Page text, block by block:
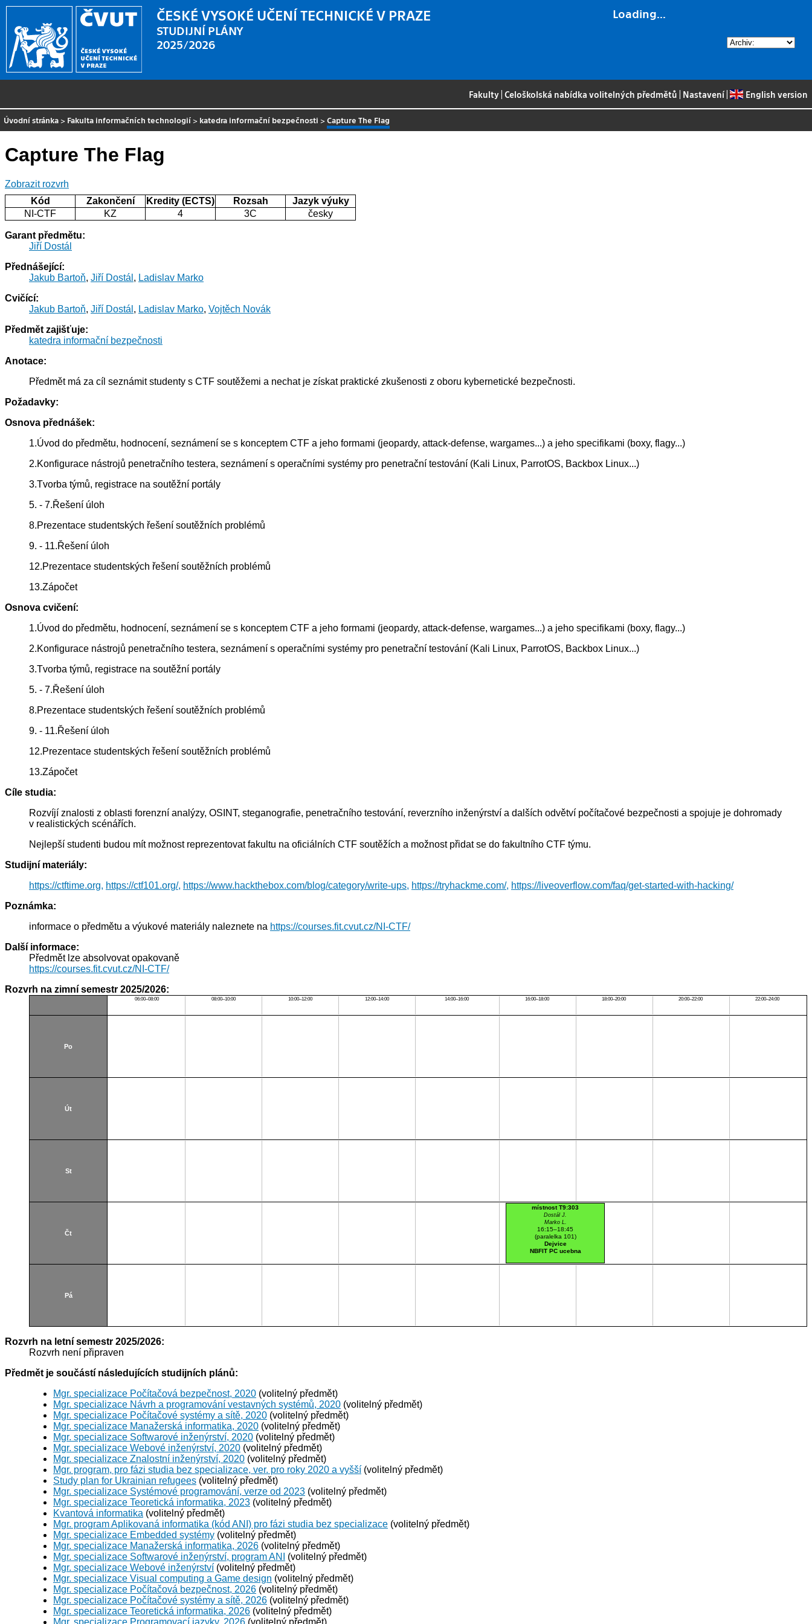
Loading...
ČESKÉ VYSOKÉ UČENÍ TECHNICKÉ V PRAZE
STUDIJNÍ PLÁNY
2025/2026
Fakulty |Celoškolská nabídka volitelných předmětů Nastavení| English version
Úvodní stránka > Fakulta informačních technologií > katedra informační bezpečnosti >Capture The Flag
Capture The Flag
Zobrazit rozvrh
Kód
Zakončení Kredity (ECTS) Rozsah
Jazyk výuky
NI-CTF
KZ 4 3C česky
Garant předmětu:
Jiří Dostál
Přednášející:
Jakub Bartoň, Jiří Dostál , Ladislav Marko
Cvičící:
Jakub Bartoň, Jiří Dostál , Ladislav Marko, Vojtěch Novák
Předmět zajišťuje:
katedra informační bezpečnosti
Anotace:
Předmět má za cíl seznámit studenty s CTF soutěžemi a nechat je získat praktické zkušenosti z oboru kybernetické bezpečnosti.
Požadavky:
Osnova přednášek:
1.Úvod do předmětu, hodnocení, seznámení se s konceptem CTF a jeho formami (jeopardy, attack-defense, wargames...) a jeho specifikami (boxy, flagy...)
2.Konfigurace nástrojů penetračního testera, seznámení s operačními systémy pro penetrační testování (Kali Linux, ParrotOS, Backbox Linux...)
3.Tvorba týmů, registrace na soutěžní portály
5. - 7.Řešení úloh
8.Prezentace studentských řešení soutěžních problémů
9. - 11.Řešení úloh
12.Prezentace studentských řešení soutěžních problémů
13.Zápočet
Osnova cvičení:
1.Úvod do předmětu, hodnocení, seznámení se s konceptem CTF a jeho formami (jeopardy, attack-defense, wargames...) a jeho specifikami (boxy, flagy...)
2.Konfigurace nástrojů penetračního testera, seznámení s operačními systémy pro penetrační testování (Kali Linux, ParrotOS, Backbox Linux...)
3.Tvorba týmů, registrace na soutěžní portály
5. - 7.Řešení úloh
8.Prezentace studentských řešení soutěžních problémů
9. - 11.Řešení úloh
12.Prezentace studentských řešení soutěžních problémů
13.Zápočet
Cíle studia:
Rozvíjí znalosti z oblasti forenzní analýzy, OSINT, steganografie, penetračního testování, reverzního inženýrství a dalších odvětví počítačové bezpečnosti a spojuje je dohromady
v realistických scénářích.
Nejlepší studenti budou mít možnost reprezentovat fakultu na oficiálních CTF soutěžích a možnost přidat se do fakultního CTF týmu.
Studijní materiály:
https://ctftime.org, https://ctf101.org/, https://www.hackthebox.com/blog/category/write-ups, https://tryhackme.com/, https://liveoverflow.com/faq/get-started-with-hacking/
Poznámka:
informace o předmětu a výukové materiály naleznete na https://courses.fit.cvut.cz/NI-CTF/
Další informace:
Předmět lze absolvovat opakovaně
https://courses.fit.cvut.cz/NI-CTF/
Rozvrh na zimní semestr 2025/2026:
06:00–08:00 08:00–10:00 10:00–12:00 12:00–14:00 14:00–16:00 16:00–18:00 18:00–20:00 20:00–22:00 22:00–24:00
Po
Út
St
Čt
místnost T9:303
Dostál J.
Marko L.
16:15–18:45
(paralelka 101)
Dejvice
NBFIT PC ucebna
Pá
Rozvrh na letní semestr 2025/2026:
Rozvrh není připraven
Předmět je součástí následujících studijních plánů:
Mgr. specializace Počítačová bezpečnost, 2020 (volitelný předmět)
Mgr. specializace Návrh a programování vestavných systémů, 2020 (volitelný předmět)
Mgr. specializace Počítačové systémy a sítě, 2020 (volitelný předmět)
Mgr. specializace Manažerská informatika, 2020 (volitelný předmět)
Mgr. specializace Softwarové inženýrství, 2020 (volitelný předmět)
Mgr. specializace Webové inženýrství, 2020 (volitelný předmět)
Mgr. specializace Znalostní inženýrství, 2020 (volitelný předmět)
Mgr. program, pro fázi studia bez specializace, ver. pro roky 2020 a vyšší (volitelný předmět)
Study plan for Ukrainian refugees (volitelný předmět)
Mgr. specializace Systémové programování, verze od 2023 (volitelný předmět)
Mgr. specializace Teoretická informatika, 2023 (volitelný předmět)
Kvantová informatika (volitelný předmět)
Mgr. program Aplikovaná informatika (kód ANI) pro fázi studia bez specializace (volitelný předmět)
Mgr. specializace Embedded systémy (volitelný předmět)
Mgr. specializace Manažerská informatika, 2026 (volitelný předmět)
Mgr. specializace Softwarové inženýrství, program ANI
(volitelný předmět)
Mgr. specializace Webové inženýrství (volitelný předmět)
Mgr. specializace Visual computing a Game design (volitelný předmět)
Mgr. specializace Počítačová bezpečnost, 2026 (volitelný předmět)
Mgr. specializace Počítačové systémy a sítě, 2026 (volitelný předmět)
Mgr. specializace Teoretická informatika, 2026 (volitelný předmět)